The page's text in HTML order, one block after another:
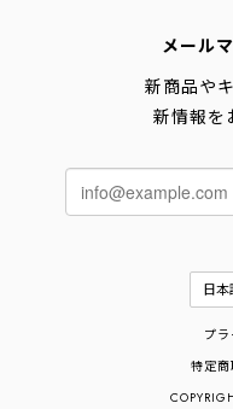
メール
新商品や
新情報を
プ
特定